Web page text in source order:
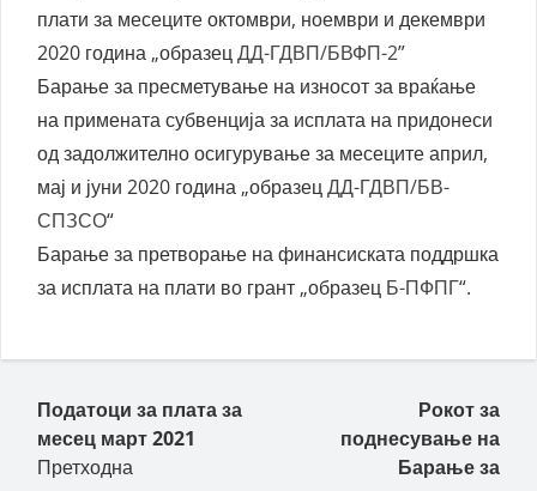
плати за месеците октомври, ноември и декември
2020 година „образецДД-ГДВП/БВФП-2”
Барање за пресметување на износот за враќање
на примената субвенција за исплата на придонеси
од задолжително осигурување за месеците април,
мај и јуни 2020 година „образецДД-ГДВП/БВ-
СПЗСО“
Барање за претворање на финансиската поддршка
за исплата на плати во грант „образец Б-ПФПГ“.
Пост навигација
Податоци за плата за
месец март 2021
Претходна
Рокот за
поднесување на
Барање за